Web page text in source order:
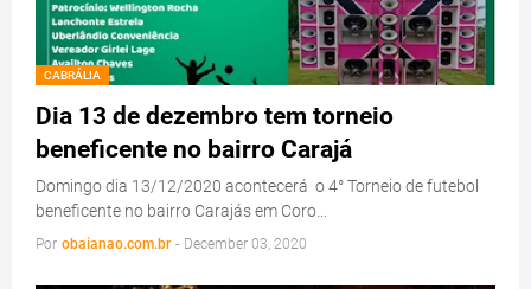
CABRÁLIA
Dia 13 de dezembro tem torneio
beneficente no bairro Carajá
Domingo dia 13/12/2020 acontecerá o 4° Torneio de futebol
beneficente no bairro Carajás em Coro…
Por obaianao.com.br - December 03, 2020